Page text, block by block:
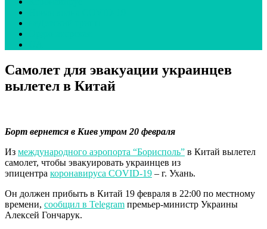
Самолет для эвакуации украинцев
вылетел в Китай
Борт вернется в Киев утром 20 февраля
Из международного аэропорта “Борисполь” в Китай вылетел
самолет, чтобы эвакуировать украинцев из
эпицентра коронавируса COVID-19 – г. Ухань.
Он должен прибыть в Китай 19 февраля в 22:00 по местному
времени, сообщил в Telegram премьер-министр Украины
Алексей Гончарук.